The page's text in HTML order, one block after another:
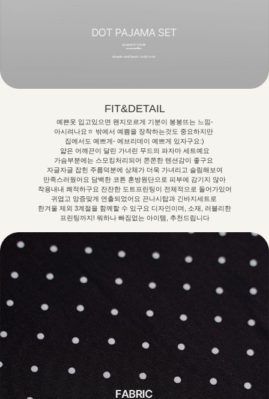
FIT&DETAIL
예쁜옷 입고있으면 왠지모르게 기분이 봉봉뜨는 느낌-
아시려나요ㅎ 밖에서 예쁨을 장착하는것도 중요하지만
집에서도 예쁘게- 에브리데이 예쁘게 있자구요:)
얇은 어깨끈이 달린 가녀린 무드의 파자마 세트예요
가슴부분에는 스모킹처리되어 쫀쫀한 텐션감이 좋구요
자글자글 잡힌 주름덕분에 상체가 더욱 가녀리고 슬림해보여
만족스러웠어요 담백한 코튼 혼방원단으로 피부에 감기지 않아
착용내내 쾌적하구요 잔잔한 도트프린팅이 전체적으로 들어가있어
귀엽고 앙증맞게 연출되었어요 끈나시탑과 긴바지세트로
한겨울 제외 3계절을 함께할 수 있구요 디자인이며, 소재, 러블리한
프린팅까지! 뭐하나 빠짐없는 아이템, 추천드립니다